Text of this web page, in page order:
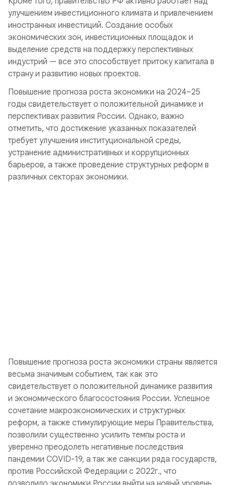
улучшением инвестиционного климата и привлечением
иностранных инвестиций. Создание особых
экономических зон, инвестиционных площадок и
выделение средств на поддержку перспективных
индустрий — все это способствует притоку капитала в
страну и развитию новых проектов.
Повышение прогноза роста экономики на 2024–25
годы свидетельствует о положительной динамике и
перспективах развития России. Однако, важно
отметить, что достижение указанных показателей
требует улучшения институциональной среды,
устранение административных и коррупционных
барьеров, а также проведение структурных реформ в
различных секторах экономики.
Повышение прогноза роста экономики страны является
весьма значимым событием, так как это
свидетельствует о положительной динамике развития
и экономического благосостояния России. Успешное
сочетание макроэкономических и структурных
реформ, а также стимулирующие меры Правительства,
позволили существенно усилить темпы роста и
уверенно преодолеть негативные последствия
пандемии COVID-19, а так же санкции ряда государств,
против Российской Федерации с 2022г., что